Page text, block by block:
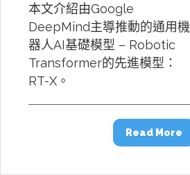
本文介紹由Google
DeepMind主導推動的通用機
器人AI基礎模型 – Robotic
Transformer的先進模型：
RT-X。
Read More